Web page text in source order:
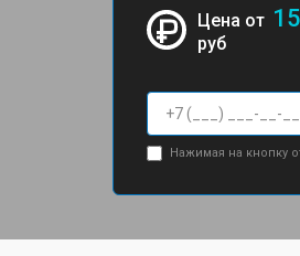
Цена от
руб
Нажимая на кнопку